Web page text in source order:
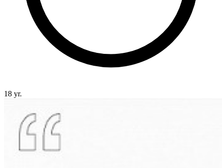
18 yr.